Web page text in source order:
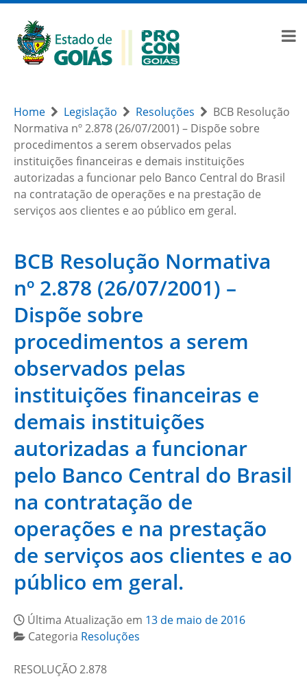
Home Legislação Resoluções
BCB Resolução
Normativa nº 2.878 (26/07/2001) – Dispõe sobre
procedimentos a serem observados pelas
instituições financeiras e demais instituições
autorizadas a funcionar pelo Banco Central do Brasil
na contratação de operações e na prestação de
serviços aos clientes e ao público em geral.
BCB Resolução Normativa
nº 2.878 (26/07/2001) –
Dispõe sobre
procedimentos a serem
observados pelas
instituições financeiras e
demais instituições
autorizadas a funcionar
pelo Banco Central do Brasil
na contratação de
operações e na prestação
de serviços aos clientes e ao
público em geral.
Última Atualização em 13 de maio de 2016
Categoria Resoluções
RESOLUÇÃO 2.878